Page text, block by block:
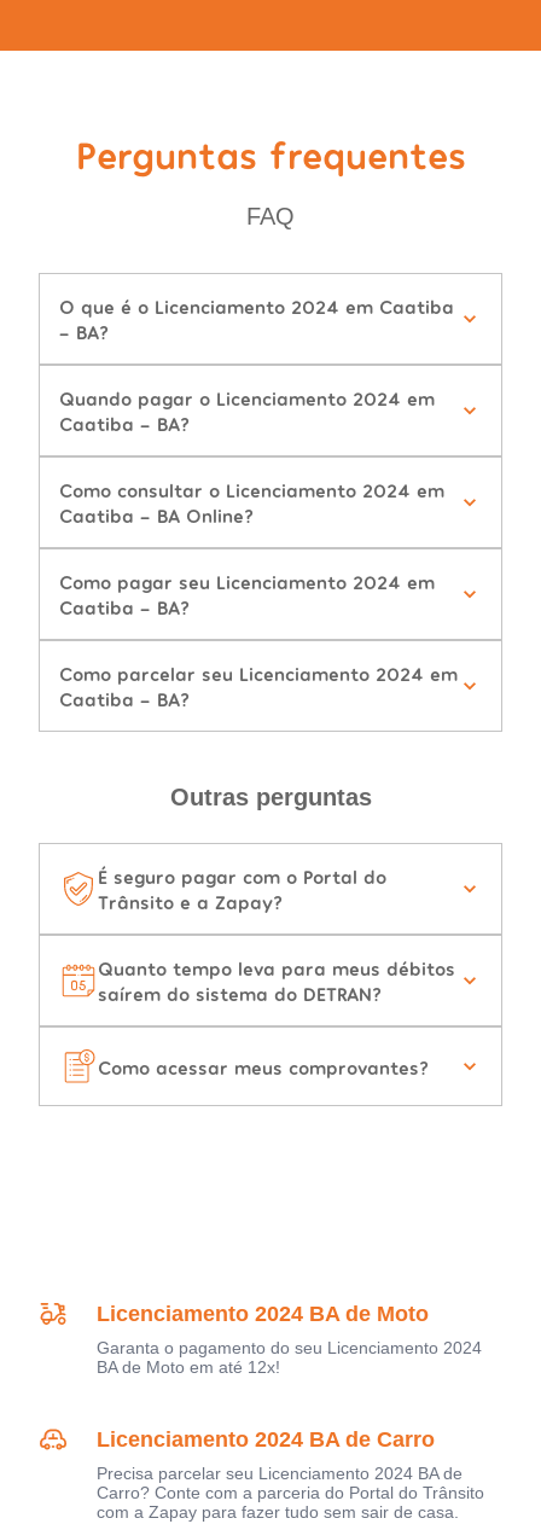
Perguntas frequentes
FAQ
O que é o Licenciamento 2024 em Caatiba
- BA?
Quando pagar o Licenciamento 2024 em
Caatiba - BA?
Como consultar o Licenciamento 2024 em
Caatiba - BA Online?
Como pagar seu Licenciamento 2024 em
Caatiba - BA?
Como parcelar seu Licenciamento 2024 em
Caatiba - BA?
Outras perguntas
É seguro pagar com o Portal do
Trânsito e a Zapay?
Quanto tempo leva para meus débitos
saírem do sistema do DETRAN?
Como acessar meus comprovantes?
Licenciamento 2024 BA de Moto
Garanta o pagamento do seu Licenciamento 2024
BA de Moto em até 12x!
Licenciamento 2024 BA de Carro
Precisa parcelar seu Licenciamento 2024 BA de
Carro? Conte com a parceria do Portal do Trânsito
com a Zapay para fazer tudo sem sair de casa.